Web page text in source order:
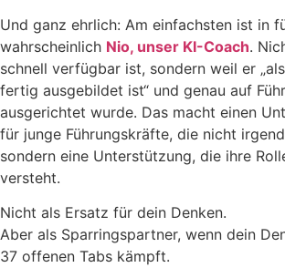
Und ganz ehrlich: Am einfachsten ist in
wahrscheinlich Nio, unser KI-Coach.
schnell verfügbar ist, sondern weil er
fertig ausgebildet ist“ und genau auf
ausgerichtet wurde. Das macht einen
für junge Führungskräfte, die nicht
sondern eine Unterstützung, die ihre
versteht.
Nicht als Ersatz für dein Denken.
Aber als Sparringspartner, wenn dein
37 offenen Tabs kämpft.